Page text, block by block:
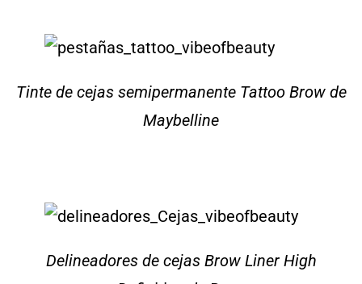
Tinte de cejas semipermanente Tattoo Brow de
Maybelline
Delineadores de cejas Brow Liner High